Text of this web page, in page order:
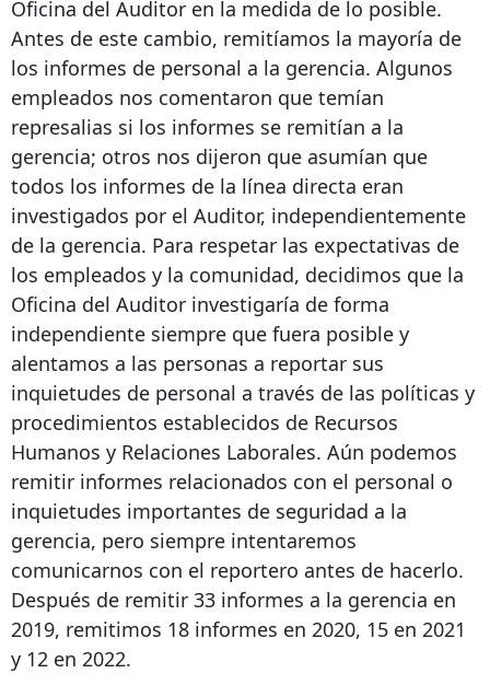
Oficina del Auditor en la medida de lo posible.
Antes de este cambio, remitíamos la mayoría de
los informes de personal a la gerencia. Algunos
empleados nos comentaron que temían
represalias si los informes se remitían a la
gerencia; otros nos dijeron que asumían que
todos los informes de la línea directa eran
investigados por el Auditor, independientemente
de la gerencia. Para respetar las expectativas de
los empleados y la comunidad, decidimos que la
Oficina del Auditor investigaría de forma
independiente siempre que fuera posible y
alentamos a las personas a reportar sus
inquietudes de personal a través de las políticas y
procedimientos establecidos de Recursos
Humanos y Relaciones Laborales. Aún podemos
remitir informes relacionados con el personal o
inquietudes importantes de seguridad a la
gerencia, pero siempre intentaremos
comunicarnos con el reportero antes de hacerlo.
Después de remitir 33 informes a la gerencia en
2019, remitimos 18 informes en 2020, 15 en 2021
y 12 en 2022.